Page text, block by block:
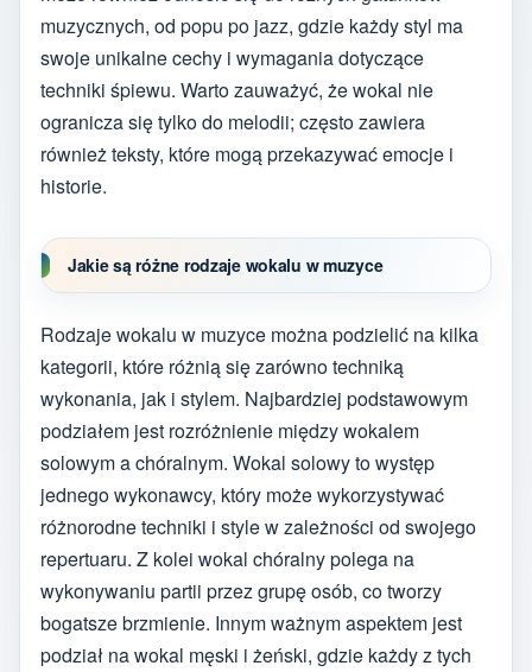
muzycznych, od popu po jazz, gdzie każdy styl ma
swoje unikalne cechy i wymagania dotyczące
techniki śpiewu. Warto zauważyć, że wokal nie
ogranicza się tylko do melodii; często zawiera
również teksty, które mogą przekazywać emocje i
historie.
Jakie są różne rodzaje wokalu w muzyce
Rodzaje wokalu w muzyce można podzielić na kilka
kategorii, które różnią się zarówno techniką
wykonania, jak i stylem. Najbardziej podstawowym
podziałem jest rozróżnienie między wokalem
solowym a chóralnym. Wokal solowy to występ
jednego wykonawcy, który może wykorzystywać
różnorodne techniki i style w zależności od swojego
repertuaru. Z kolei wokal chóralny polega na
wykonywaniu partii przez grupę osób, co tworzy
bogatsze brzmienie. Innym ważnym aspektem jest
podział na wokal męski i żeński, gdzie każdy z tych